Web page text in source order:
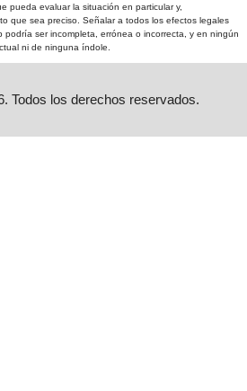
pueda evaluar la situación en particular y,
que sea preciso. Señalar a todos los efectos legales
podría ser incompleta, errónea o incorrecta, y en ningún
ni de ninguna índole.
Todos los derechos reservados.